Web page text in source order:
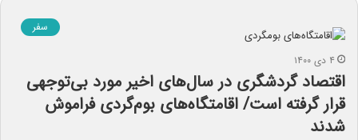
سفر
۴ دی ۱۴۰۰
اقتصاد گردشگری در سال‌های اخیر مورد بی‌توجهی
قرار گرفته است/ اقامتگاه‌های بوم‌گردی فراموش
شدند